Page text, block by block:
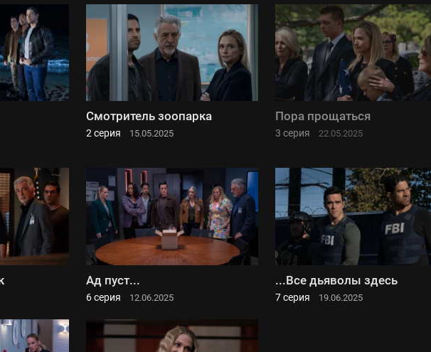
Смотритель зоопарка
2 серия 15.05.2025
Пора прощаться
3 серия 22.05.2025
Ад пуст...
6 серия 12.06.2025
...Все дьяволы здесь
7 серия 19.06.2025